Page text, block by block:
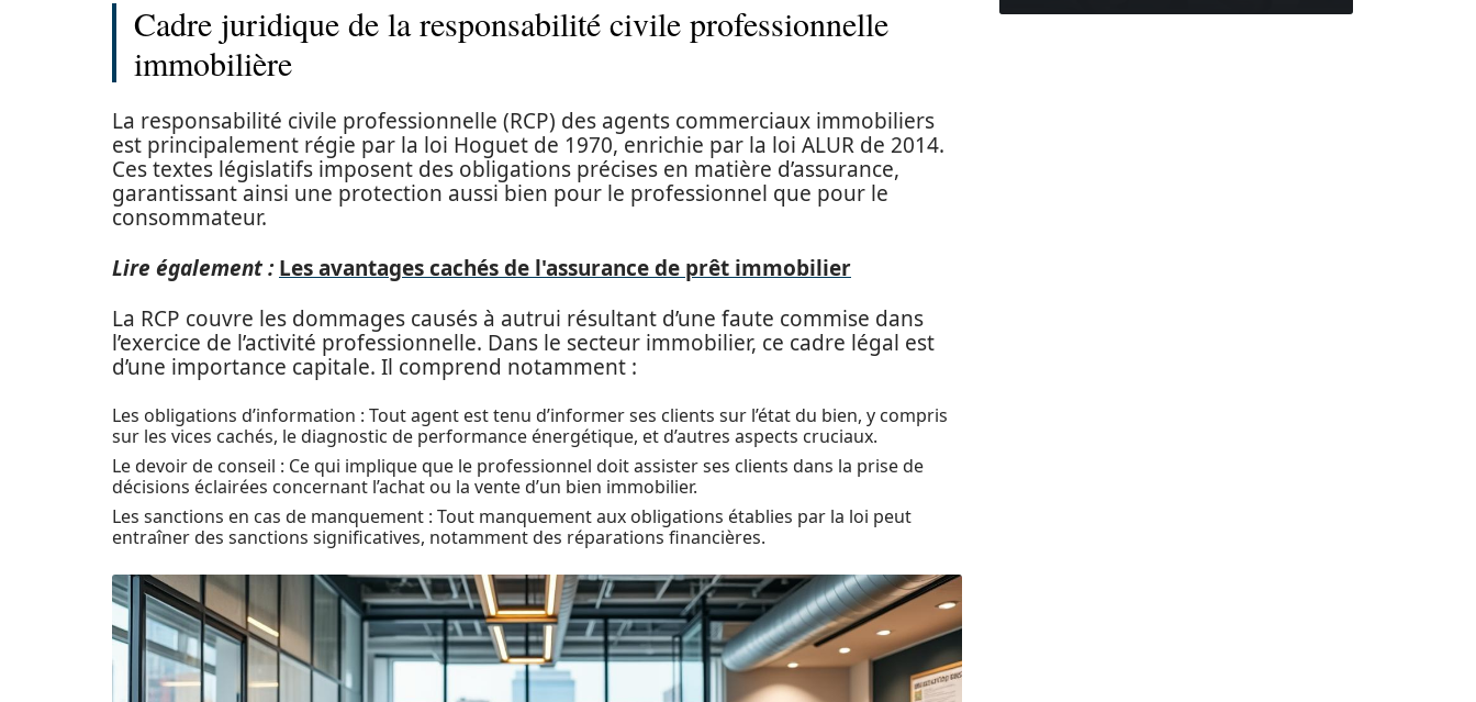
Cadre juridique de la responsabilité civile professionnelle
immobilière
La responsabilité civile professionnelle (RCP) des agents commerciaux immobiliers
est principalement régie par la loi Hoguet de 1970, enrichie par la loi ALUR de 2014.
Ces textes législatifs imposent des obligations précises en matière d’assurance,
garantissant ainsi une protection aussi bien pour le professionnel que pour le
consommateur.
Lire également : Les avantages cachés de l'assurance de prêt immobilier
La RCP couvre les dommages causés à autrui résultant d’une faute commise dans
l’exercice de l’activité professionnelle. Dans le secteur immobilier, ce cadre légal est
d’une importance capitale. Il comprend notamment :
Les obligations d’information : Tout agent est tenu d’informer ses clients sur l’état du bien, y compris
sur les vices cachés, le diagnostic de performance énergétique, et d’autres aspects cruciaux.
Le devoir de conseil : Ce qui implique que le professionnel doit assister ses clients dans la prise de
décisions éclairées concernant l’achat ou la vente d’un bien immobilier.
Les sanctions en cas de manquement : Tout manquement aux obligations établies par la loi peut
entraîner des sanctions significatives, notamment des réparations financières.